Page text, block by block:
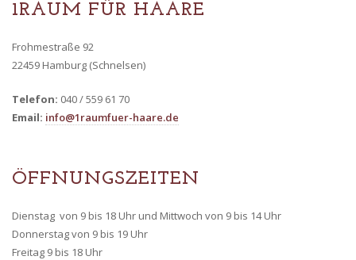
Stellenangebote
Termin buchen
1RAUM FÜR HAARE
Frohmestraße 92
22459 Hamburg (Schnelsen)
Telefon: 040 / 559 61 70
Email: info@1raumfuer-haare.de
ÖFFNUNGSZEITEN
Dienstag von 9 bis 18 Uhr und Mittwoch von 9 bis 14 Uhr
Donnerstag von 9 bis 19 Uhr
Freitag 9 bis 18 Uhr